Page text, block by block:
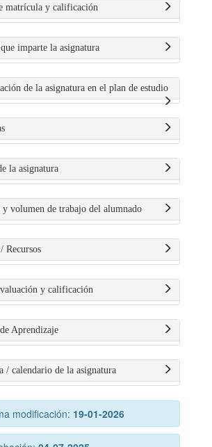
matrícula y calificación
imparte la asignatura
de la asignatura en el plan de estudio
la asignatura
volumen de trabajo del alumnado
Recursos
y calificación
Aprendizaje
/ calendario de la asignatura
modificación: 19-01-2026